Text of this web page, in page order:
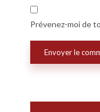
Prévenez-moi de